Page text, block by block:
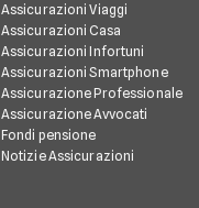
Assicurazioni Viaggi
Assicurazioni Casa
Assicurazioni Infortuni
Assicurazioni Smartphone
Assicurazione Professionale
Assicurazione Avvocati
Fondi pensione
Notizie Assicurazioni